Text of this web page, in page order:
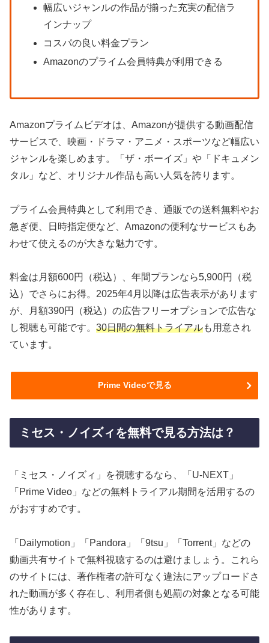
幅広いジャンルの作品が揃った充実の配信ラ
インナップ
コスパの良い料金プラン
Amazonのプライム会員特典が利用できる
Amazonプライムビデオは、Amazonが提供する動画配信
サービスで、映画・ドラマ・アニメ・スポーツなど幅広い
ジャンルを楽しめます。「ザ・ボーイズ」や「ドキュメン
タル」など、オリジナル作品も高い人気を誇ります。
プライム会員特典として利用でき、通販での送料無料やお
急ぎ便、日時指定便など、Amazonの便利なサービスもあ
わせて使えるのが大きな魅力です。
料金は月額600円（税込）、年間プランなら5,900円（税
込）でさらにお得。2025年4月以降は広告表示があります
が、月額390円（税込）の広告フリーオプションで広告な
し視聴も可能です。 30日間の無料トライアルも用意され
ています。
Prime Videoで見る
ミセス・ノイズィを無料で見る方法は？
「ミセス・ノイズィ」を視聴するなら、「U-NEXT」
「Prime Video」などの無料トライアル期間を活用するの
がおすすめです。
「Dailymotion」「Pandora」「9tsu」「Torrent」などの
動画共有サイトで無料視聴するのは避けましょう。これら
のサイトには、著作権者の許可なく違法にアップロードさ
れた動画が多く存在し、利用者側も処罰の対象となる可能
性があります。